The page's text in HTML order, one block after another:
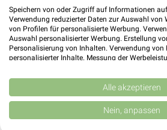
A.T.U Hamburg - Altona
Stresemannstraße 297
22769 Hamburg
Heute 08:00 - 14:00 Uhr |
Louis Verkauf ab Lager
Speichern von oder Zugriff auf Informationen
Verwendung reduzierter Daten zur Auswahl von
von Profilen für personalisierte Werbung.
Auswahl personalisierter Werbung. Erstellung
Personalisierung von Inhalten. Verwendung von
personalisierter Inhalte. Messung der
Kombinationen von Daten aus verschiedenen
Verbesserung der Angebote. Verwendung
von Inhalten.
Daten können außerhalb der Europäischen
Alle akzeptieren
Nein, anpassen